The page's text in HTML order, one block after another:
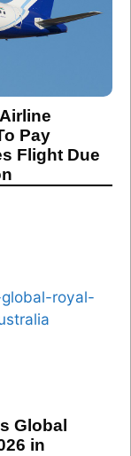
Pay
Flight Due
Global
in